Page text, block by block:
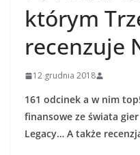
którym
recenzuje
12 grudnia 2018
161 odcinek a w nim
finansowe ze świata
Legacy… A także